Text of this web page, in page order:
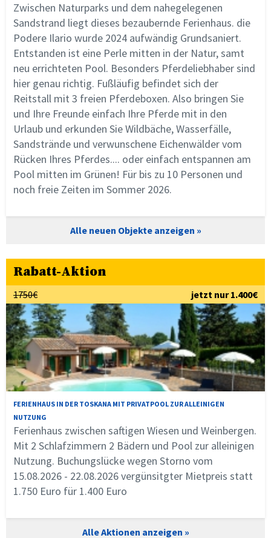
Zwischen Naturparks und dem nahegelegenen
Sandstrand liegt dieses bezaubernde Ferienhaus. die
Podere Ilario wurde 2024 aufwändig Grundsaniert.
Entstanden ist eine Perle mitten in der Natur, samt
neu errichteten Pool. Besonders Pferdeliebhaber sind
hier genau richtig. Fußläufig befindet sich der
Reitstall mit 3 freien Pferdeboxen. Also bringen Sie
und Ihre Freunde einfach Ihre Pferde mit in den
Urlaub und erkunden Sie Wildbäche, Wasserfälle,
Sandstrände und verwunschene Eichenwälder vom
Rücken Ihres Pferdes.... oder einfach entspannen am
Pool mitten im Grünen! Für bis zu 10 Personen und
noch freie Zeiten im Sommer 2026.
Alle neuen Objekte anzeigen
Rabatt-Aktion
1750€ jetzt nur 1.400€
FERIENHAUS IN DER TOSKANA MIT PRIVATPOOL ZUR ALLEINIGEN
NUTZUNG
Ferienhaus zwischen saftigen Wiesen und Weinbergen.
Mit 2 Schlafzimmern 2 Bädern und Pool zur alleinigen
Nutzung. Buchungslücke wegen Storno vom
15.08.2026 - 22.08.2026 vergünsitgter Mietpreis statt
1.750 Euro für 1.400 Euro
Alle Aktionen anzeigen